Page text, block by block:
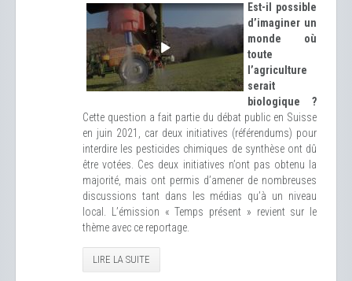
Est-il possible
d’imaginer un
monde où
toute
l’agriculture
serait
biologique ?
Cette question a fait partie du débat public en Suisse
en juin 2021, car deux initiatives (référendums) pour
interdire les pesticides chimiques de synthèse ont dû
être votées. Ces deux initiatives n’ont pas obtenu la
majorité, mais ont permis d’amener de nombreuses
discussions tant dans les médias qu’à un niveau
local. L’émission « Temps présent » revient sur le
thème avec ce reportage.
LIRE LA SUITE